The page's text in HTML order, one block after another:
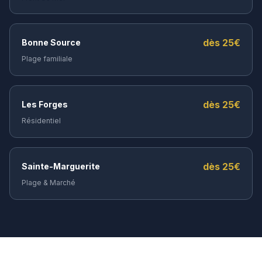
Bonne Source dès 25€
Plage familiale
Les Forges dès 25€
Résidentiel
Sainte-Marguerite dès 25€
Plage & Marché